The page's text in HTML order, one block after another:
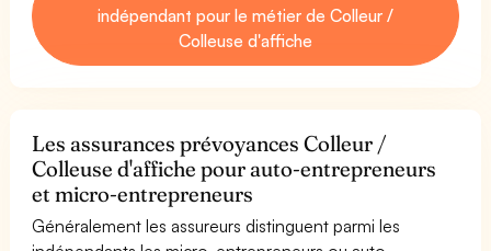
indépendant pour le métier de Colleur /
Colleuse d'affiche
Les assurances prévoyances Colleur /
Colleuse d'affiche pour auto-entrepreneurs
et micro-entrepreneurs
Généralement les assureurs distinguent parmi les